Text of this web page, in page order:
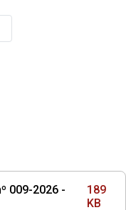
009-2026 -
189
KB